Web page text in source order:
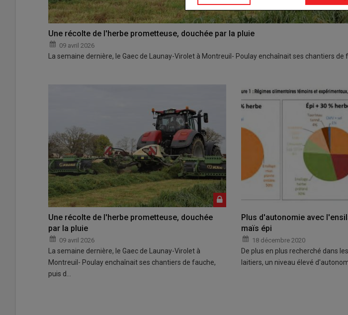
Une récolte de l'herbe prometteuse, douchée par la pluie
09 avril 2026
La semaine dernière, le Gaec de Launay-Virolet à Montreuil- Poulay enchaînait ses chantiers de
Une récolte de l'herbe prometteuse, douchée
par la pluie
09 avril 2026
La semaine dernière, le Gaec de Launay-Virolet à
Montreuil- Poulay enchaînait ses chantiers de fauche,
puis d…
Plus d'autonomie avec
maïs épi
18 décembre 2020
De plus en plus recherché dans
laitiers, un niveau élevé